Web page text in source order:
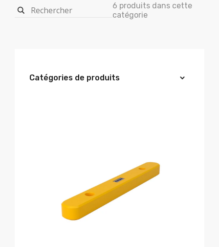
6 produits dans cette
catégorie
Catégories de produits